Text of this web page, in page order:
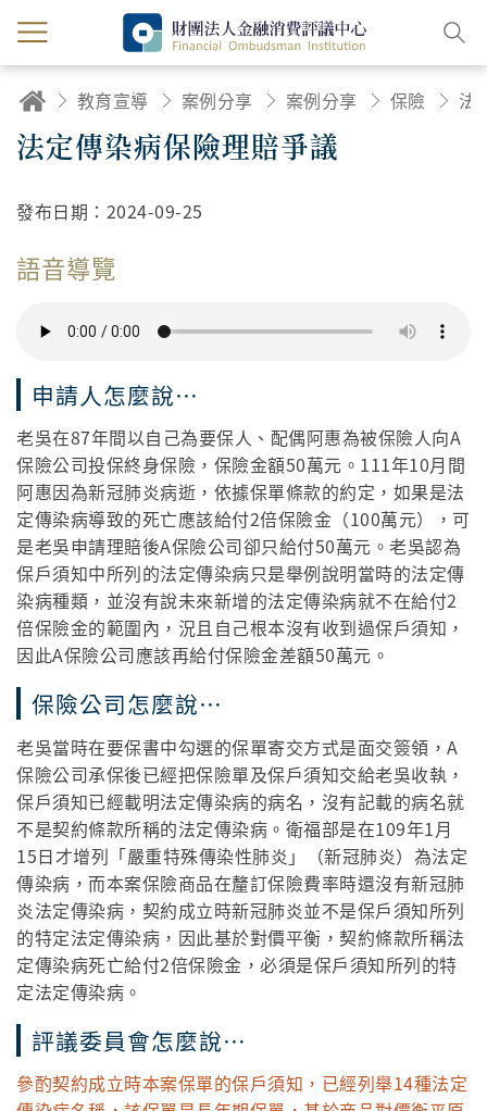
教育宣導 案例分享 案例分享 保險 法
法定傳染病保險理賠爭議
發布日期： 2024-09-25
語音導覽
申請人怎麼說…
老吳在87年間以自己為要保人、配偶阿惠為被保險人向A
保險公司投保終身保險，保險金額50萬元。111年10月間
阿惠因為新冠肺炎病逝，依據保單條款的約定，如果是法
定傳染病導致的死亡應該給付2倍保險金（100萬元），可
是老吳申請理賠後A保險公司卻只給付50萬元。老吳認為
保戶須知中所列的法定傳染病只是舉例說明當時的法定傳
染病種類，並沒有說未來新增的法定傳染病就不在給付2
倍保險金的範圍內，況且自己根本沒有收到過保戶須知，
因此A保險公司應該再給付保險金差額50萬元。
保險公司怎麼說…
老吳當時在要保書中勾選的保單寄交方式是面交簽領，A
保險公司承保後已經把保險單及保戶須知交給老吳收執，
保戶須知已經載明法定傳染病的病名，沒有記載的病名就
不是契約條款所稱的法定傳染病。衛福部是在109年1月
15日才增列「嚴重特殊傳染性肺炎」（新冠肺炎）為法定
傳染病，而本案保險商品在釐訂保險費率時還沒有新冠肺
炎法定傳染病，契約成立時新冠肺炎並不是保戶須知所列
的特定法定傳染病，因此基於對價平衡，契約條款所稱法
定傳染病死亡給付2倍保險金，必須是保戶須知所列的特
定法定傳染病。
評議委員會怎麼說…
參酌契約成立時本案保單的保戶須知，已經列舉14種法定